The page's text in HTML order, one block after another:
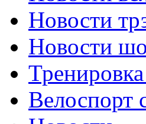
Новости
Новости
Велоспорт